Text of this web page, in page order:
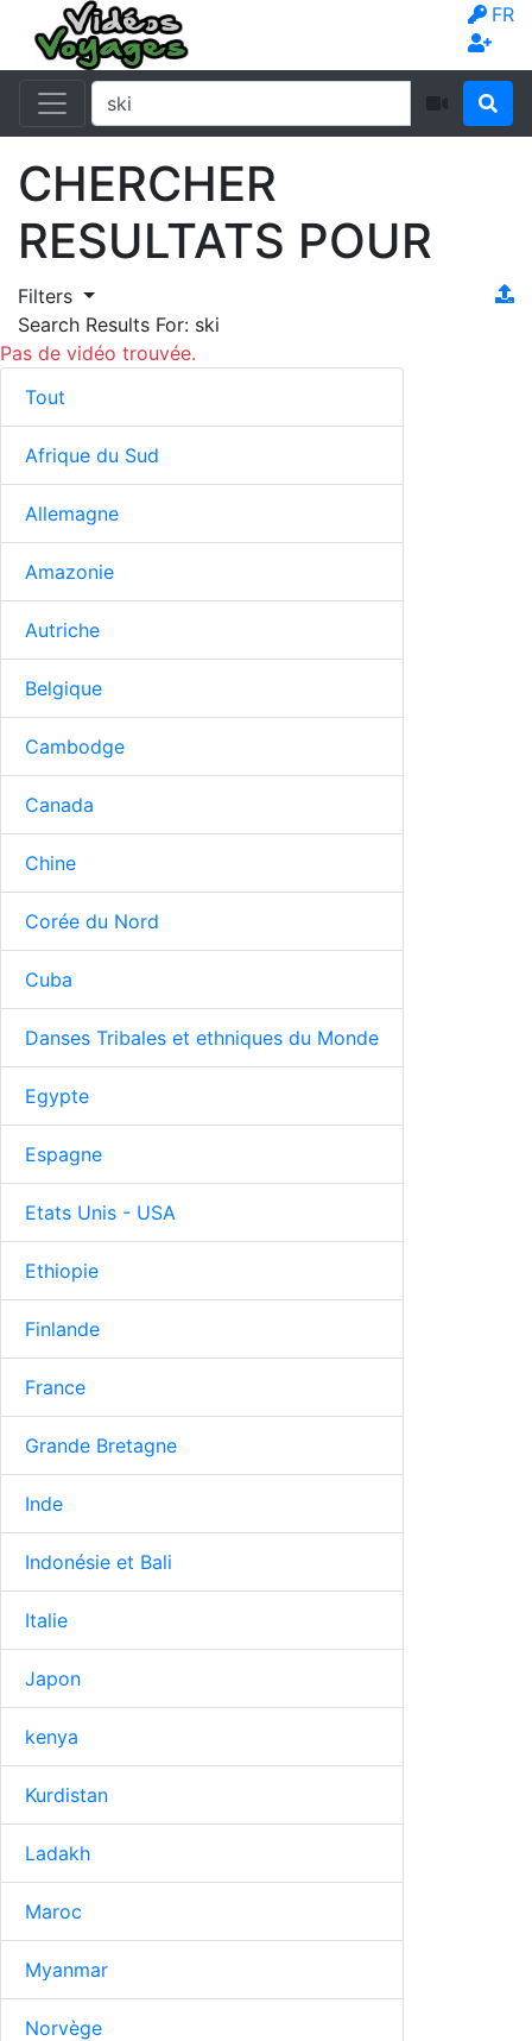
FR
CHERCHER
RESULTATS POUR
Filters
Search Results For: ski
Pas de vidéo trouvée.
Tout
Afrique du Sud
Allemagne
Amazonie
Autriche
Belgique
Cambodge
Canada
Chine
Corée du Nord
Cuba
Danses Tribales et ethniques du Monde
Egypte
Espagne
Etats Unis - USA
Ethiopie
Finlande
France
Grande Bretagne
Inde
Indonésie et Bali
Italie
Japon
kenya
Kurdistan
Ladakh
Maroc
Myanmar
Norvège